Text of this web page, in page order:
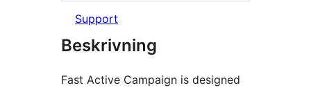
Support
Beskrivning
Fast Active Campaign is designed